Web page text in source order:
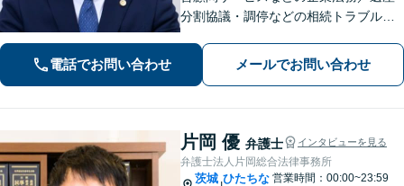
分割協議・調停などの相続トラブルや
問題を中心に、幅広くご相談を承りま
す【土日祝対応可】分かりやすく丁寧
電話でお問い合わせ メールでお問い合わせ
片岡 優 弁護士 インタビューを見る
弁護士法人片岡総合法律事務所
茨城 ひたちな 営業時間：00:00~23:59